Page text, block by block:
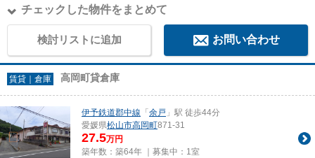
チェックした物件をまとめて
検討リストに追加 お問い合わせ
賃貸｜倉庫 高岡町貸倉庫
伊予鉄道郡中線 「 余戸 」駅 徒歩44分
愛媛県松山市高岡町871-31
27.5万円
築年数：築64年 ｜募集中： 1室